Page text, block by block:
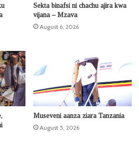
Sekta binafsi ni chachu ajira kwa
vijana – Mzava
August 6, 2026
Museveni aanza ziara Tanzania
August 5, 2026